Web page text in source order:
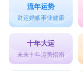
流年运势
财运婚姻事业健康
十年大运
未来十年运势指南